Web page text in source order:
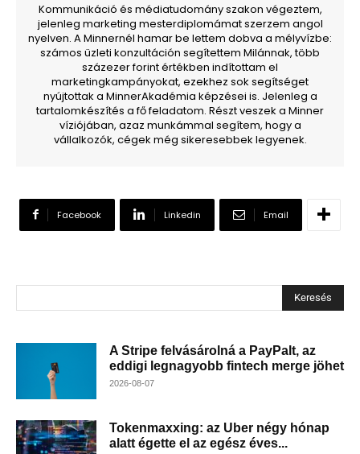
Kommunikáció és médiatudomány szakon végeztem,
jelenleg marketing mesterdiplomámat szerzem angol
nyelven. A Minnernél hamar be lettem dobva a mélyvízbe:
számos üzleti konzultáción segítettem Milánnak, több
százezer forint értékben indítottam el
marketingkampányokat, ezekhez sok segítséget
nyújtottak a MinnerAkadémia képzései is. Jelenleg a
tartalomkészítés a fő feladatom. Részt veszek a Minner
víziójában, azaz munkámmal segítem, hogy a
vállalkozók, cégek még sikeresebbek legyenek.
Facebook Linkedin Email
Keresés
A Stripe felvásárolná a PayPalt, az
eddigi legnagyobb fintech merge jöhet
2026-08-07
Tokenmaxxing: az Uber négy hónap
alatt égette el az egész éves...